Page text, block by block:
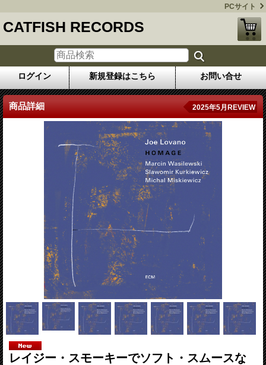
PCサイト
CATFISH RECORDS
ログイン 新規登録はこちら お問い合せ
商品詳細 2025年5月REVIEW
レイジー・スモーキーでソフト・スムースな